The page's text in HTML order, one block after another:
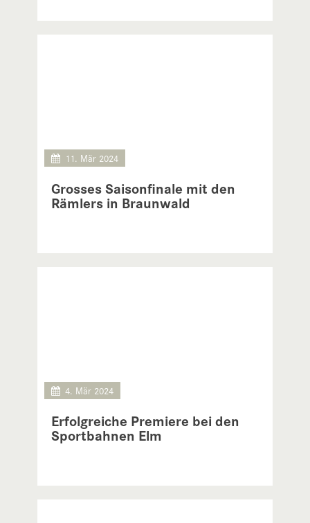
Grosses Saisonfinale mit den
Rämlers in Braunwald
11. Mär 2024
Erfolgreiche Premiere bei den
Sportbahnen Elm
4. Mär 2024